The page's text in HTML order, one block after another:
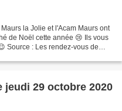
la Jolie et l'Acam Maurs ont
de Noël cette année 😢 Ils vous
Source : Les rendez-vous de
jeudi 29 octobre 2020